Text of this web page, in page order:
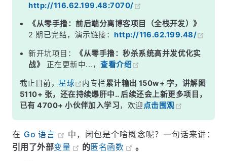
http://116.62.199.48:7070/
《从零手撸：前后端分离博客项目（全栈开发）》
2 期已完结，演示链接： http://116.62.199.48/
新开坑项目：
《从零手撸：秒杀系统高并发优化实
战》
正在更新中...，查看介绍
截止目前， 星球 内专栏累计输出 150w+ 字，讲解图
5110+ 张，还在持续爆肝中.. 后续还会上新更多项目，
已有 4700+ 小伙伴加入学习，欢迎点击围观
在 Go 语言
中，闭包是个啥概念呢？一句话来讲：
引用了外部变量 的匿名函数 。